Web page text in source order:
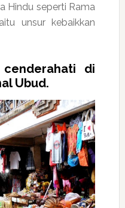
Hindu seperti Rama
unsur kebaikkan
di
Ubud.